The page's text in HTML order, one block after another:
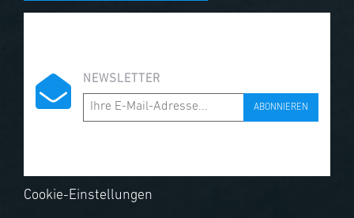
NEWSLETTER
ABONNIEREN
Cookie-Einstellungen